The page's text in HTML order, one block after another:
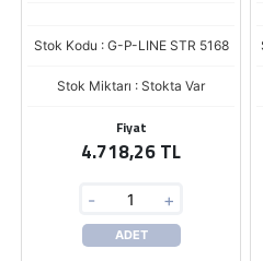
Stok Kodu : G-P-LINE STR 5168
Stok Miktarı : Stokta Var
Fiyat
4.718,26 TL
- +
ADET